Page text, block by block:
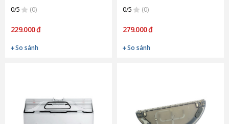
0/5
(0)
229.000 ₫
So sánh
0/5
(0)
279.000 ₫
So sánh